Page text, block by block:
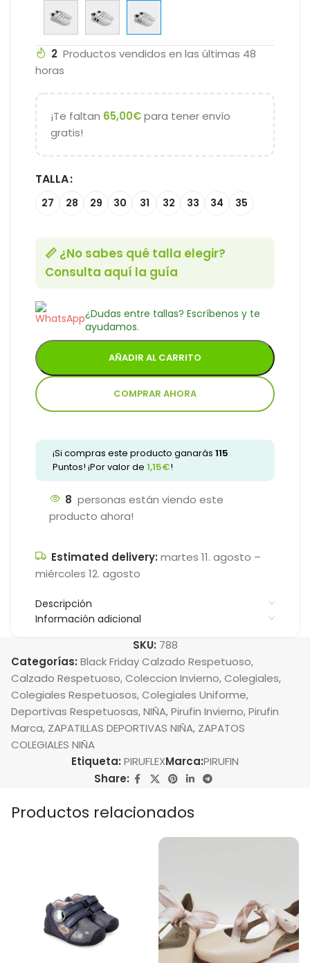
2 Productos vendidos en las últimas 48
horas
¡Te faltan 65,00€para tener envío
gratis!
TALLA
27 28 29 30 31 32 33 34 35
📏 ¿No sabes qué talla elegir?
Consulta aquí la guía
¿Dudas entre tallas? Escríbenos y te
ayudamos.
AÑADIR AL CARRITO
COMPRAR AHORA
¡Si compras este producto ganarás 115
Puntos! ¡Por valor de 1,15€!
8 personas están viendo este
producto ahora!
Estimated delivery: martes 11. agosto –
miércoles 12. agosto
Descripción
Información adicional
SKU: 788
Categorías: Black Friday Calzado Respetuoso,
Calzado Respetuoso,Coleccion Invierno,Colegiales,
Colegiales Respetuosos,Colegiales Uniforme,
Deportivas Respetuosas,NIÑA,Pirufin Invierno,Pirufin
Marca, ZAPATILLAS DEPORTIVAS NIÑA, ZAPATOS
COLEGIALES NIÑA
Etiqueta: PIRUFLEXMarca:PIRUFIN
Share:
Productos relacionados